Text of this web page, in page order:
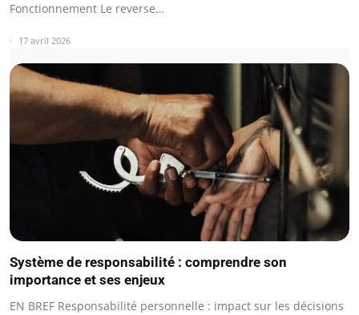
Fonctionnement Le reverse…
17 avril 2026
Système de responsabilité : comprendre son
importance et ses enjeux
EN BREF Responsabilité personnelle : impact sur les décisions